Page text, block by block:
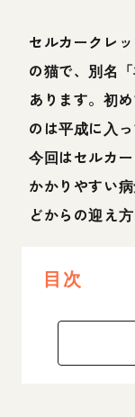
セルカークレ
の猫で、別名
あります。初
のは平成に入
今回はセルカ
かかりやすい
どからの迎え
目次